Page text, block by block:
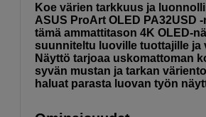
Koe värien tarkkuus ja
ASUS ProArt OLED PA32USD
tämä ammattitason 4K OLED-
suunniteltu luoville tuottajille ja
Näyttö tarjoaa uskomattoman
syvän mustan ja tarkan
haluat parasta luovan työn